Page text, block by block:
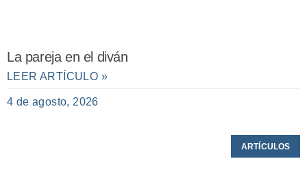
La pareja en el diván
LEER ARTÍCULO »
4 de agosto, 2026
ARTÍCULOS